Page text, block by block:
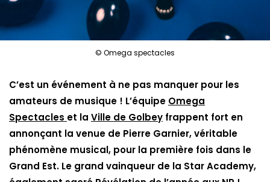
© Omega spectacles
C’est un événement à ne pas manquer pour les
amateurs de musique ! L’équipe Omega
Spectacles et la Ville de Golbey frappent fort en
annonçant la venue de Pierre Garnier, véritable
phénomène musical, pour la première fois dans le
Grand Est. Le grand vainqueur de la Star Academy,